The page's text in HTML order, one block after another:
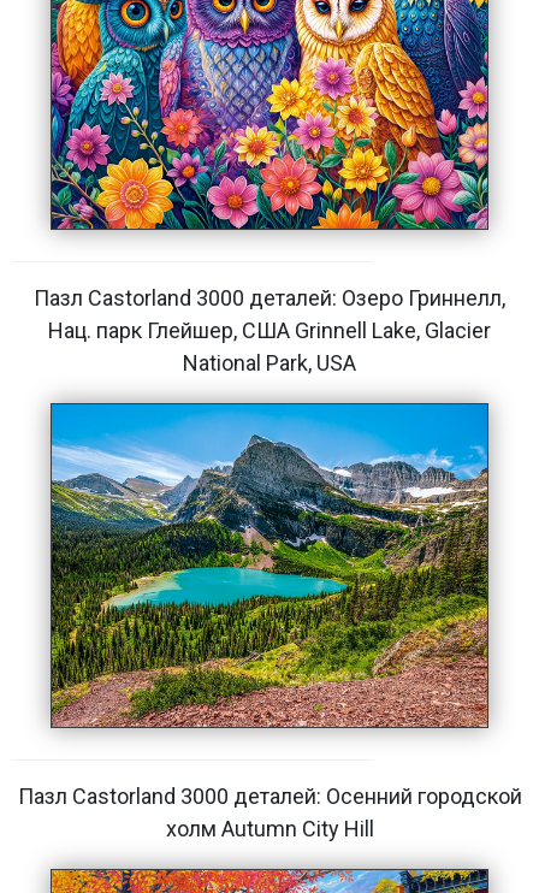
Пазл Castorland 3000 деталей: Озеро Гриннелл,
Нац. парк Глейшер, США Grinnell Lake, Glacier
National Park, USA
Пазл Castorland 3000 деталей: Осенний городской
холм Autumn City Hill